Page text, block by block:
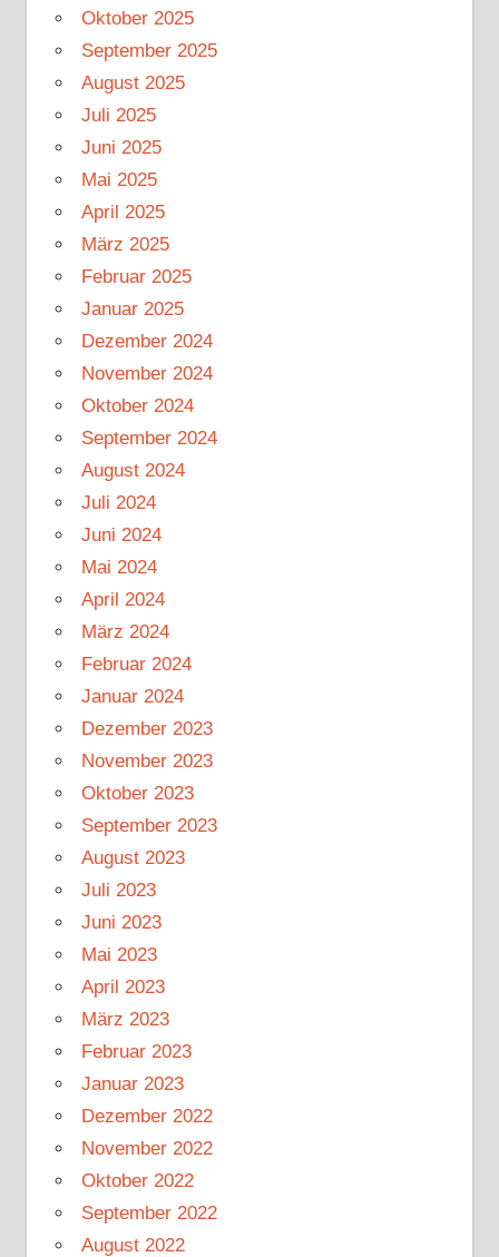
Oktober 2025
September 2025
August 2025
Juli 2025
Juni 2025
Mai 2025
April 2025
März 2025
Februar 2025
Januar 2025
Dezember 2024
November 2024
Oktober 2024
September 2024
August 2024
Juli 2024
Juni 2024
Mai 2024
April 2024
März 2024
Februar 2024
Januar 2024
Dezember 2023
November 2023
Oktober 2023
September 2023
August 2023
Juli 2023
Juni 2023
Mai 2023
April 2023
März 2023
Februar 2023
Januar 2023
Dezember 2022
November 2022
Oktober 2022
September 2022
August 2022